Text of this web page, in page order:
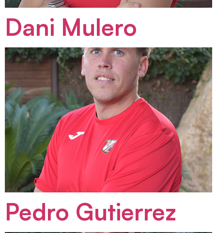
Dani Mulero
Pedro Gutierrez